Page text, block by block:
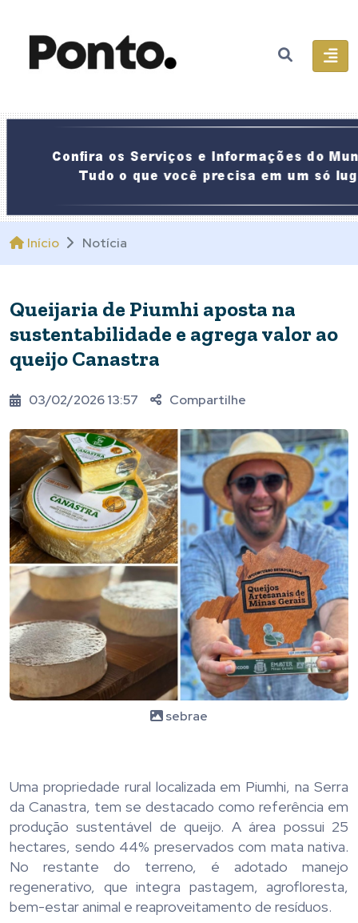
Início Notícia
Queijaria de Piumhi aposta na
sustentabilidade e agrega valor ao
queijo Canastra
03/02/2026 13:57 Compartilhe
sebrae
Uma propriedade rural localizada em Piumhi, na Serra
da Canastra, tem se destacado como referência em
produção sustentável de queijo. A área possui 25
hectares, sendo 44% preservados com mata nativa.
No restante do terreno, é adotado manejo
regenerativo, que integra pastagem, agrofloresta,
bem-estar animal e reaproveitamento de resíduos.